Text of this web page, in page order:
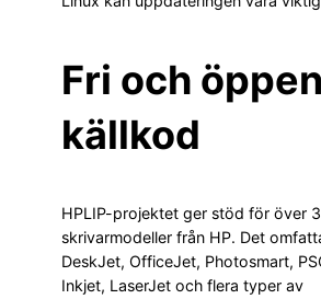
Fri och öppen
källkod
HPLIP-projektet ger stöd för över
skrivarmodeller från HP. Det
DeskJet, OfficeJet, Photosmart,
Inkjet, LaserJet och flera typer av